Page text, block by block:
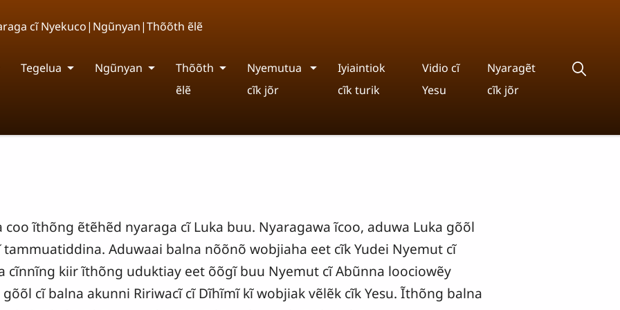
cĩ Nyekuco|Ngũnyan|Thõõth ẽlẽ
Tegelua Ngũnyan
Thõõth
ẽlẽ
Nyemutua
cĩk jõr
Iyiaintiok
cĩk turik
Vidio cĩ
Yesu
Nyaragẽt
cĩk jõr
coo ĩthõng ẽtẽhẽd nyaraga cĩ Luka buu. Nyaragawa ĩcoo, aduwa Luka gõõl
Aduwaai balna nõõnõ wobjiaha eet cĩk Yudei Nyemut cĩ
cĩnnĩng kiir ĩthõng uduktiay eet õõgĩ buu Nyemut cĩ Abũnna loociowẽy
cĩ balna akunni Ririwacĩ cĩ Dĩhĩmĩ kĩ wobjiak vẽlẽk cĩk Yesu. Ĩthõng balna